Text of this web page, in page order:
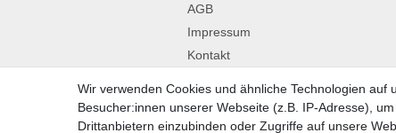
AGB
Impressum
Kontakt
Widerrufsformular
Wir verwenden Cookies und ähnliche Technologien
Besucher:innen unserer Webseite (z.B. IP-Adresse),
Drittanbietern einzubinden oder Zugriffe auf unsere